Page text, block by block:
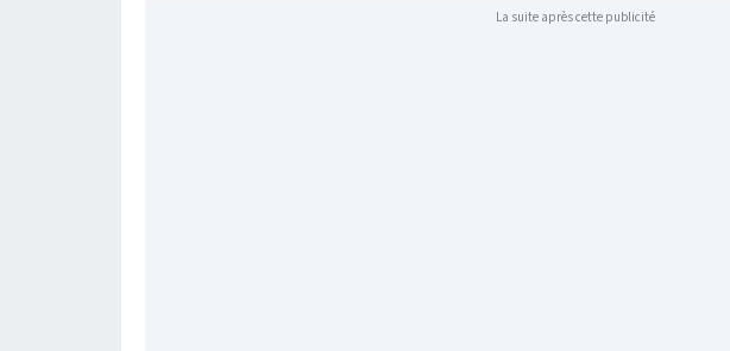
La suite après cette publicité